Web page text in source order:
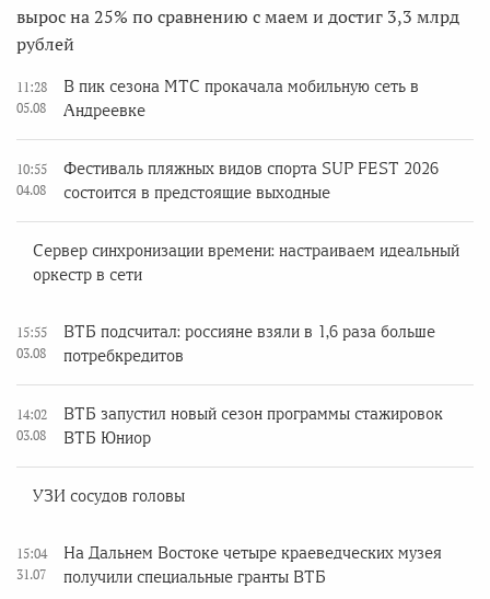
вырос на 25% по сравнению с маем и достиг 3,3 млрд
рублей
11:28
05.08
В пик сезона МТС прокачала мобильную сеть в
Андреевке
10:55
04.08
Фестиваль пляжных видов спорта SUP FEST 2026
состоится в предстоящие выходные
Сервер синхронизации времени: настраиваем идеальный
оркестр в сети
15:55
03.08
ВТБ подсчитал: россияне взяли в 1,6 раза больше
потребкредитов
14:02
03.08
ВТБ запустил новый сезон программы стажировок
ВТБ Юниор
УЗИ сосудов головы
15:04
31.07
На Дальнем Востоке четыре краеведческих музея
получили специальные гранты ВТБ